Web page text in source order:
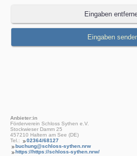
Anbieter:in
Förderverein Schloss Sythen e.V.
Stockwieser Damm 25
457210 Haltern am See (DE)
Tel.:
02364/68127
buchung@schloss-sythen.nrw
https://https://schloss-sythen.nrw/